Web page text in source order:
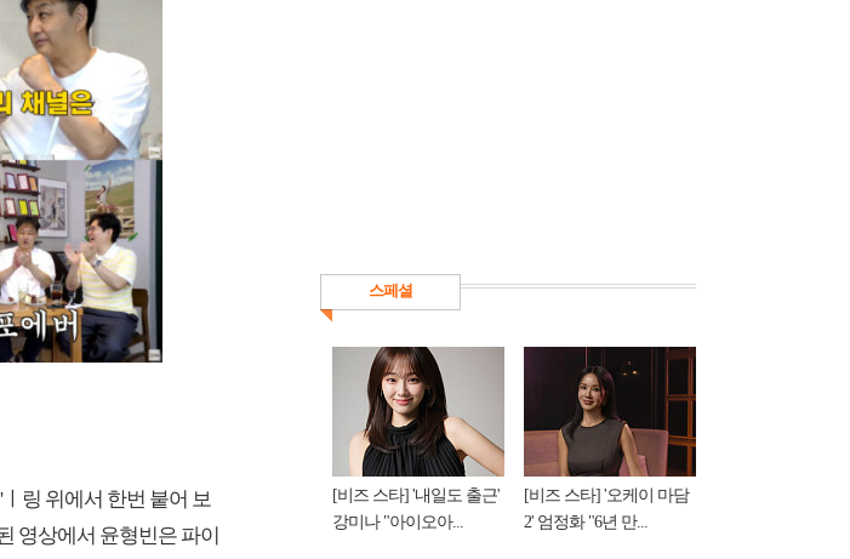
링 위에서 한번 붙어 보
영상에서 윤형빈은 파이
스페셜
[비즈 스타] '내일도 출근'
강미나 "아이오아...
[비즈 스타] '오케이 마담
2' 엄정화 "6년 만...